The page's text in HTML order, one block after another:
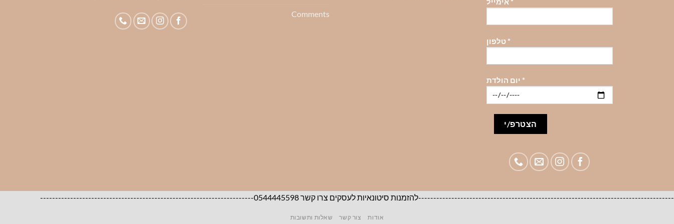
טלפון *
*
Comments
-------------------------------------------------------------------------------------להזמנות סיטונאיות לעסקים צרו קשר 0544445598-----------------------------------------------------------------------
אודות צור קשר שאלות ותשובות